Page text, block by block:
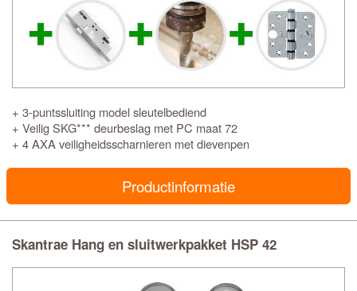
+ 3-puntssluiting model sleutelbediend
+ Veilig SKG*** deurbeslag met PC maat 72
+ 4 AXA veiligheidsscharnieren met dievenpen
Productinformatie
Skantrae Hang en sluitwerkpakket HSP 42